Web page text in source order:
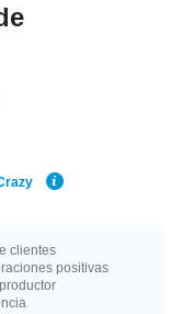
clientes
positivas